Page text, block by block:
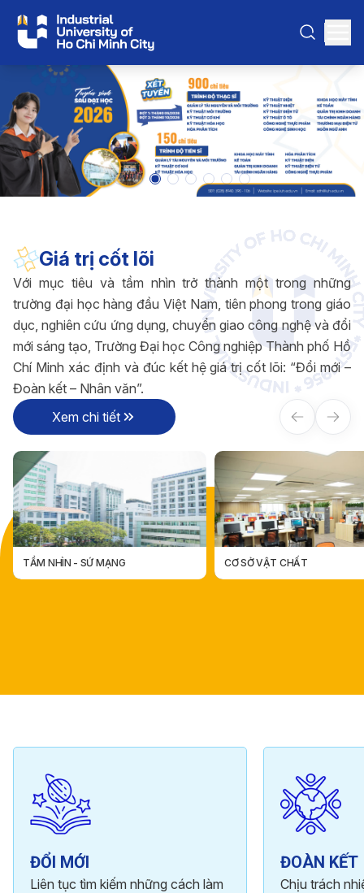
Giá trị cốt lõi
Với mục tiêu và tầm nhìn trở thành một trong những
trường đại học hàng đầu Việt Nam, tiên phong trong giáo
dục, nghiên cứu ứng dụng, chuyển giao công nghệ và đổi
mới sáng tạo, Trường Đại học Công nghiệp Thành phố Hồ
Chí Minh xác định và đúc kết hệ giá trị cốt lõi: “Đổi mới –
Đoàn kết – Nhân văn”.
Xem chi tiết
CƠ SỞ VẬT CHẤT CÁC ĐƠN VỊ TRỰC THUỘC
ĐỔI MỚI
Liên tục tìm kiếm những cách làm
ĐOÀN KẾT
Chịu trách